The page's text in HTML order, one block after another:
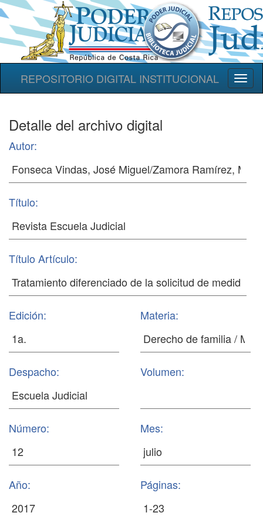
REPOSITORIO DIGITAL INSTITUCIONAL
Detalle del archivo digital
Autor:
Título:
Título Artículo:
Edición: Materia:
Despacho: Volumen:
Número: Mes:
Año: Páginas: